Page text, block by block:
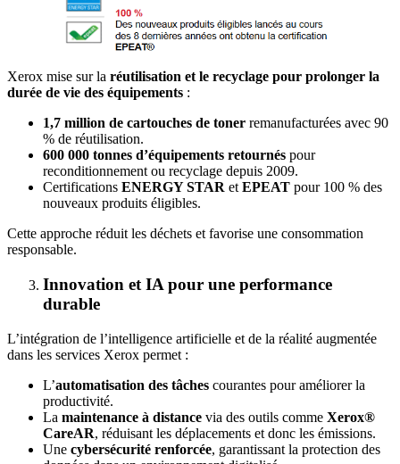
Xerox mise sur la réutilisation et le recyclage pour prolonger la
durée de vie des équipements :
1,7 million de cartouches de toner remanufacturées avec 90
% de réutilisation.
600 000 tonnes d’équipements retournés pour
reconditionnement ou recyclage depuis 2009.
Certifications ENERGY STAR et EPEAT pour 100 % des
nouveaux produits éligibles.
Cette approche réduit les déchets et favorise une consommation
responsable.
Innovation et IA pour une performance
durable
L’intégration de l’intelligence artificielle et de la réalité augmentée
dans les services Xerox permet :
L’automatisation des tâches courantes pour améliorer la
productivité.
La maintenance à distance via des outils comme Xerox®
CareAR, réduisant les déplacements et donc les émissions.
Une cybersécurité renforcée, garantissant la protection des